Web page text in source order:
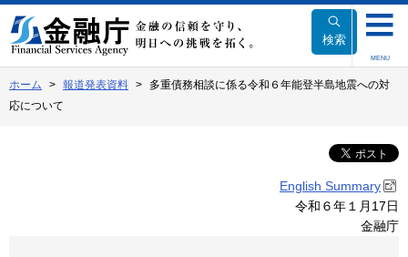
文
へ
動
検索
MENU
ホーム 報道発表資料
多重債務相談に係る令和６年能登半島地震への対
応について
English Summary
令和６年１月17日
金融庁